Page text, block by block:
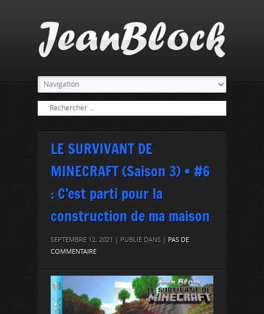
LE SURVIVANT DE
MINECRAFT (Saison 3) • #6
: C’est parti pour la
construction de ma maison
SEPTEMBRE 12, 2021 | PUBLIÉ DANS | PAS DE
COMMENTAIRE